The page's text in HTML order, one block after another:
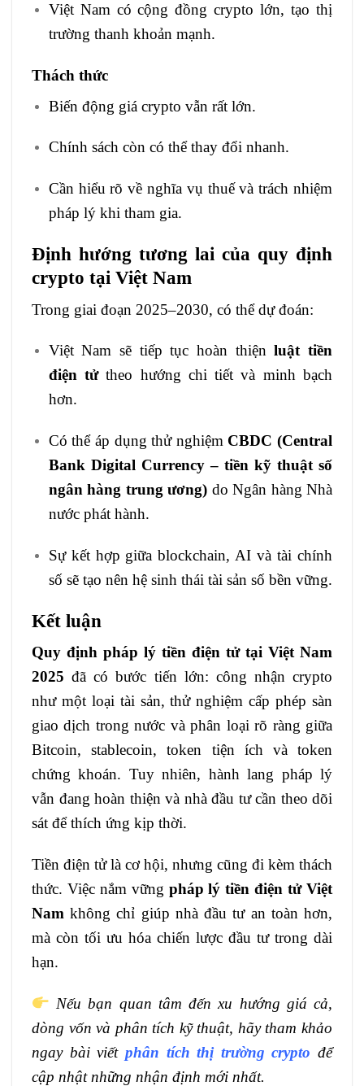
Việt Nam có cộng đồng crypto lớn, tạo thị
trường thanh khoản mạnh.
Thách thức
Biến động giá crypto vẫn rất lớn.
Chính sách còn có thể thay đổi nhanh.
Cần hiểu rõ về nghĩa vụ thuế và trách nhiệm
pháp lý khi tham gia.
Định hướng tương lai của quy định
crypto tại Việt Nam
Trong giai đoạn 2025–2030, có thể dự đoán:
Việt Nam sẽ tiếp tục hoàn thiệnluật tiền
điện tửtheo hướng chi tiết và minh bạch
hơn.
Có thể áp dụng thử nghiệm CBDC (Central
Bank Digital Currency – tiền kỹ thuật số
ngân hàng trung ương) do Ngân hàng Nhà
nước phát hành.
Sự kết hợp giữa blockchain, AI và tài chính
số sẽ tạo nên hệ sinh thái tài sản số bền vững.
Kết luận
Quy định pháp lý tiền điện tử tại Việt Nam
2025 đã có bước tiến lớn: công nhận crypto
như một loại tài sản, thử nghiệm cấp phép sàn
giao dịch trong nước và phân loại rõ ràng giữa
Bitcoin, stablecoin, token tiện ích và token
chứng khoán. Tuy nhiên, hành lang pháp lý
vẫn đang hoàn thiện và nhà đầu tư cần theo dõi
sát để thích ứng kịp thời.
Tiền điện tử là cơ hội, nhưng cũng đi kèm thách
thức. Việc nắm vững pháp lý tiền điện tử Việt
Nam không chỉ giúp nhà đầu tư an toàn hơn,
mà còn tối ưu hóa chiến lược đầu tư trong dài
hạn.
Nếu bạn quan tâm đến xu hướng giá cả,
dòng vốn và phân tích kỹ thuật, hãy tham khảo
ngay bài viết phân tích thị trường crypto để
cập nhật những nhận định mới nhất.